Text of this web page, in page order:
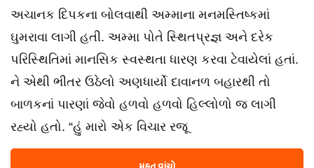
અચાનક દિપકના બોલવાથી અમ્માના મનમસ્તિષ્કમાં
ઘુમરાવા લાગી હતી. અમ્મા પોતે સ્થિતપ્રજ્ઞ અને દરેક
પરિસ્થિતિમાં માનસિક સ્વસ્થતા ધારણ કરવા ટેવાયેલાં હતાં.
ને એથી ભીતર ઉઠેલો અણધાર્યો દાવાનળ બહારથી તો
બાળકનાં પારણાં જેવો હળવો હળવો હિલ્લોળો જ લાગી
રહ્યો હતો. “હું મારો એક વિચાર રજૂ